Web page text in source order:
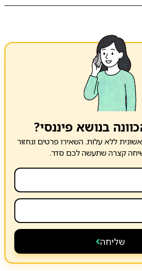
בנושא פיננסי?
ללא עלות. השאירו פרטים ונחזור
קצרה שתעשה לכם סדר.
שליחה